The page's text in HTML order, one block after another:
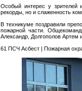
Особый интерес у зрителей
рекорды, но и слаженность
В техникуме поздравили
пожарной части.
Александр, Долгополов Артем
61 ПСЧ Асбест | Пожарная